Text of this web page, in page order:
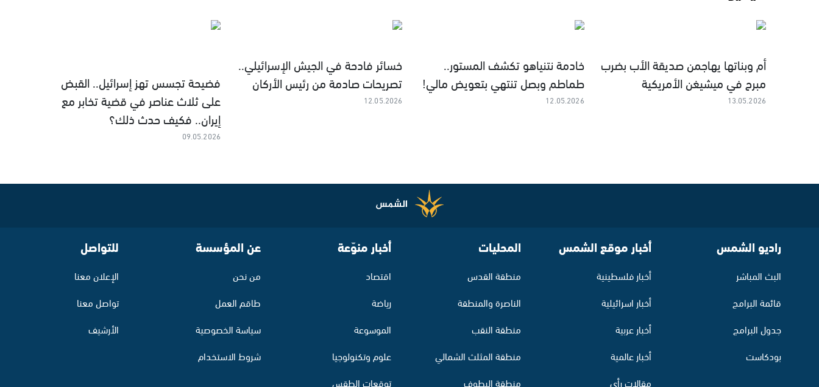
أم وبناتها يهاجمن صديقة الأب بضرب
مبرح في ميشيغن الأمريكية
13.05.2026
خادمة نتنياهو تكشف المستور..
طماطم وبصل تنتهي بتعويض مالي!
12.05.2026
خسائر فادحة في الجيش الإسرائيلي..
تصريحات صادمة من رئيس الأركان
12.05.2026
فضيحة تجسس تهز إسرائيل.. القبض
على ثلاث عناصر في قضية تخابر مع
إيران.. فكيف حدث ذلك؟
09.05.2026
راديو الشمس
البث المباشر
قائمة البرامج
جدول البرامج
بودكاست
أخبار موقع الشمس
أخبار فلسطينية
أخبار اسرائيلية
أخبار عربية
أخبار عالمية
مقالات رأي
المحليات
منطقة القدس
الناصرة والمنطقة
منطقة النقب
منطقة المثلث الشمالي
منطقة البطوف
أخبار منوّعة
اقتصاد
رياضة
الموسوعة
علوم وتكنولوجيا
توقعات الطقس
عن المؤسسة
من نحن
طاقم العمل
سياسة الخصوصية
شروط الاستخدام
للتواصل
الإعلان معنا
تواصل معنا
الأرشيف